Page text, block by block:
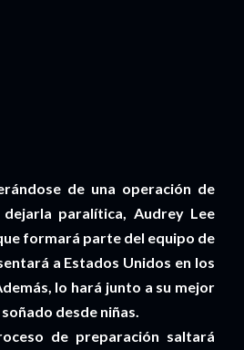
de una operación de
paralítica, Audrey Lee
formará parte del equipo de
a Estados Unidos en los
lo hará junto a su mejor
desde niñas.
de preparación saltará